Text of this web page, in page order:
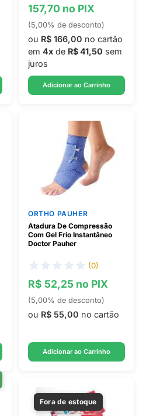
157,70 no PIX
(5,00% de desconto)
ou R$ 166,00 no cartão
em 4x de R$ 41,50 sem
juros
Adicionar ao Carrinho
ORTHO PAUHER
Atadura De Compressão
Com Gel Frio Instantâneo
Doctor Pauher
(0)
R$ 52,25 no PIX
(5,00% de desconto)
ou R$ 55,00 no cartão
Adicionar ao Carrinho
Fora de estoque